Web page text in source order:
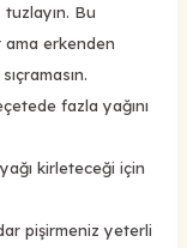
Bu
ama erkenden
fazla yağını
kirleteceği için
pişirmeniz yeterli